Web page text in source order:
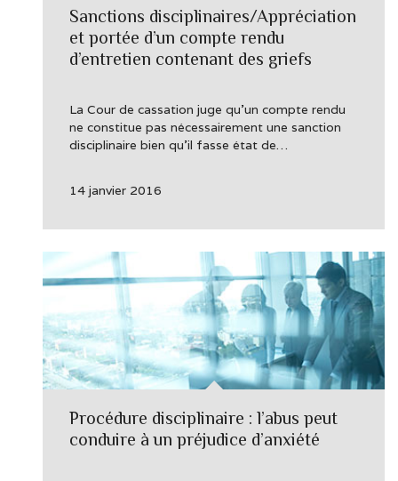
Sanctions disciplinaires/Appréciation
et portée d’un compte rendu
d’entretien contenant des griefs
La Cour de cassation juge qu’un compte rendu
ne constitue pas nécessairement une sanction
disciplinaire bien qu’il fasse état de…
14 janvier 2016
Procédure disciplinaire : l’abus peut
conduire à un préjudice d’anxiété